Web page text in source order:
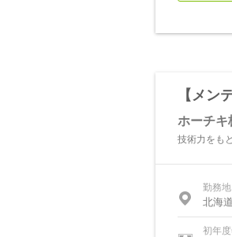
【メン
ホーチキ
技術力をも
勤務地
北海
初年